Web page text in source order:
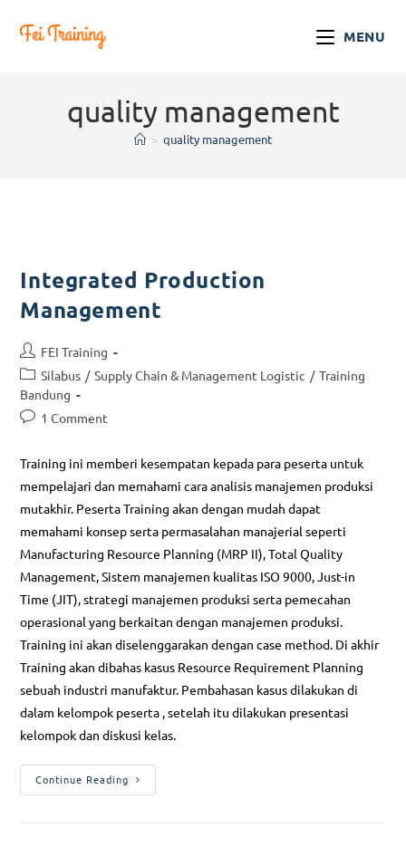
MENU
quality management
> quality management
Integrated Production
Management
FEI Training
Silabus / Supply Chain & Management Logistic / Training
Bandung
1 Comment
Training ini memberi kesempatan kepada para peserta untuk
mempelajari dan memahami cara analisis manajemen produksi
mutakhir. Peserta Training akan dengan mudah dapat
memahami konsep serta permasalahan manajerial seperti
Manufacturing Resource Planning (MRP II), Total Quality
Management, Sistem manajemen kualitas ISO 9000, Just-in
Time (JIT), strategi manajemen produksi serta pemecahan
operasional yang berkaitan dengan manajemen produksi.
Training ini akan diselenggarakan dengan case method. Di akhir
Training akan dibahas kasus Resource Requirement Planning
sebuah industri manufaktur. Pembahasan kasus dilakukan di
dalam kelompok peserta , setelah itu dilakukan presentasi
kelompok dan diskusi kelas.
Continue Reading